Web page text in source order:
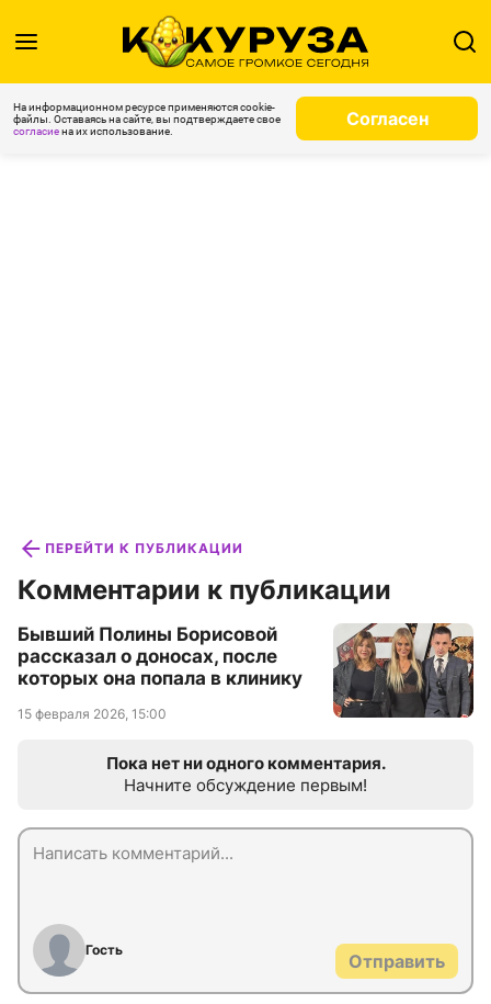
На информационном ресурсе применяются cookie-
файлы. Оставаясь на сайте, вы подтверждаете свое
согласиена их использование.
Согласен
ПЕРЕЙТИ К ПУБЛИКАЦИИ
Комментарии к публикации
Бывший Полины Борисовой
рассказал о доносах, после
которых она попала в клинику
15 февраля 2026, 15:00
Пока нет ни одного комментария.
Начните обсуждение первым!
Гость
Отправить